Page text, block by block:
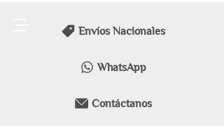
Envíos Nacionales
WhatsApp
Contáctanos